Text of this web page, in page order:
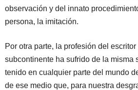
observación y del innato
persona, la imitación.
Por otra parte, la profesión del
subcontinente ha sufrido de la misma
tenido en cualquier parte del mundo
de ese medio que, para nuestra